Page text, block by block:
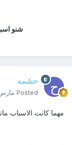
شنو
حشمه
Posted مارس 18,
مهما كانت الاسباب